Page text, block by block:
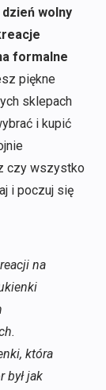
wolny
formalne
piękne
sklepach
i kupić
czy wszystko
i poczuj się
na
która
był jak